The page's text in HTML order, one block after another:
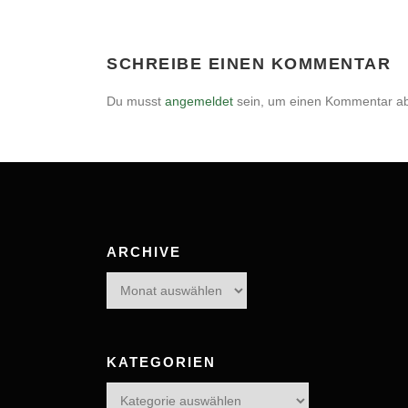
SCHREIBE EINEN KOMMENTAR
Du musst angemeldet sein, um einen Kommentar
ARCHIVE
KATEGORIEN